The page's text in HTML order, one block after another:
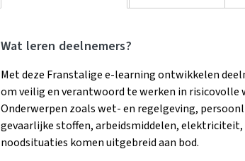
Wat leren deelnemers?
Met deze Franstalige e-learning ontwikkelen
om veilig en verantwoord te werken in risicovolle
Onderwerpen zoals wet- en regelgeving,
gevaarlijke stoffen, arbeidsmiddelen, elektriciteit,
noodsituaties komen uitgebreid aan bod.